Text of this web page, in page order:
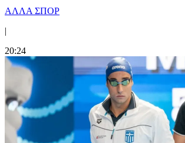
ΑΛΛΑ ΣΠΟΡ
|
20:24